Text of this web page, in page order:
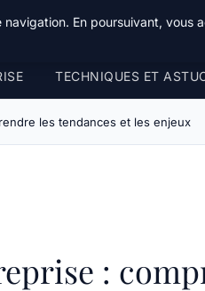
TECHNIQUES ET
les tendances et les enjeux
:
En poursuivant,